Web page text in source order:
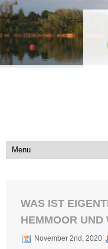
WAS IST
HEMMOOR UND
November 2nd, 2020